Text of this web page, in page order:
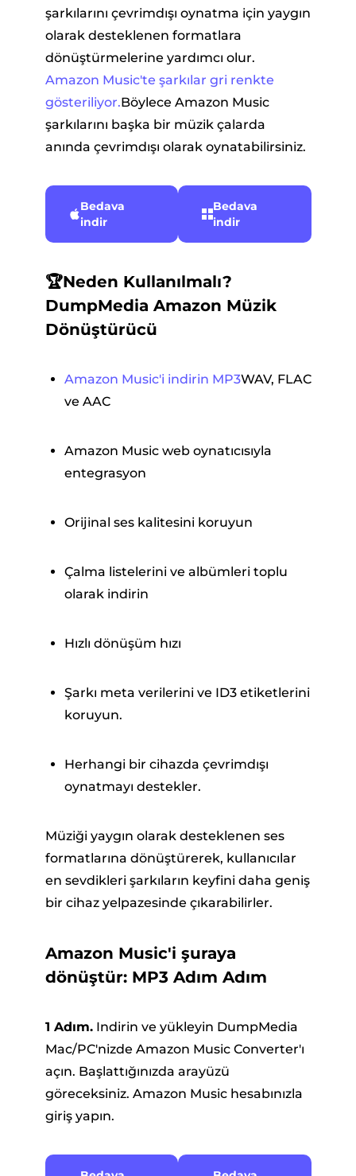
şarkılarını çevrimdışı oynatma için yaygın
olarak desteklenen formatlara
dönüştürmelerine yardımcı olur.
Amazon Music'te şarkılar gri renkte
gösteriliyor.Böylece Amazon Music
şarkılarını başka bir müzik çalarda
anında çevrimdışı olarak oynatabilirsiniz.
Bedava
indir
Bedava
indir
🏆Neden Kullanılmalı?
DumpMedia Amazon Müzik
Dönüştürücü
Amazon Music'i indirin MP3WAV, FLAC
ve AAC
Amazon Music web oynatıcısıyla
entegrasyon
Orijinal ses kalitesini koruyun
Çalma listelerini ve albümleri toplu
olarak indirin
Hızlı dönüşüm hızı
Şarkı meta verilerini ve ID3 etiketlerini
koruyun.
Herhangi bir cihazda çevrimdışı
oynatmayı destekler.
Müziği yaygın olarak desteklenen ses
formatlarına dönüştürerek, kullanıcılar
en sevdikleri şarkıların keyfini daha geniş
bir cihaz yelpazesinde çıkarabilirler.
Amazon Music'i şuraya
dönüştür: MP3 Adım Adım
1 Adım.Indirin ve yükleyin DumpMedia
Mac/PC'nizde Amazon Music Converter'ı
açın. Başlattığınızda arayüzü
göreceksiniz. Amazon Music hesabınızla
giriş yapın.